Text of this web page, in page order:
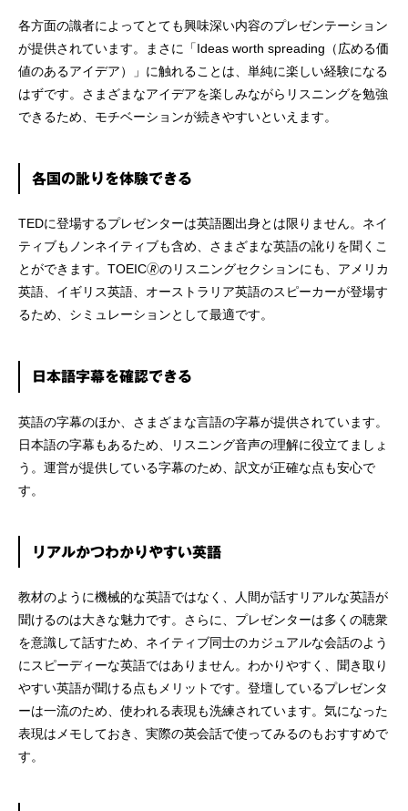
各方面の識者によってとても興味深い内容のプレゼンテーション
が提供されています。まさに「Ideas worth spreading（広める価
値のあるアイデア）」に触れることは、単純に楽しい経験になる
はずです。さまざまなアイデアを楽しみながらリスニングを勉強
できるため、モチベーションが続きやすいといえます。
各国の訛りを体験できる
TEDに登場するプレゼンターは英語圏出身とは限りません。ネイ
ティブもノンネイティブも含め、さまざまな英語の訛りを聞くこ
とができます。TOEIC🄬のリスニングセクションにも、アメリカ
英語、イギリス英語、オーストラリア英語のスピーカーが登場す
るため、シミュレーションとして最適です。
日本語字幕を確認できる
英語の字幕のほか、さまざまな言語の字幕が提供されています。
日本語の字幕もあるため、リスニング音声の理解に役立てましょ
う。運営が提供している字幕のため、訳文が正確な点も安心で
す。
リアルかつわかりやすい英語
教材のように機械的な英語ではなく、人間が話すリアルな英語が
聞けるのは大きな魅力です。さらに、プレゼンターは多くの聴衆
を意識して話すため、ネイティブ同士のカジュアルな会話のよう
にスピーディーな英語ではありません。わかりやすく、聞き取り
やすい英語が聞ける点もメリットです。登壇しているプレゼンタ
ーは一流のため、使われる表現も洗練されています。気になった
表現はメモしておき、実際の英会話で使ってみるのもおすすめで
す。